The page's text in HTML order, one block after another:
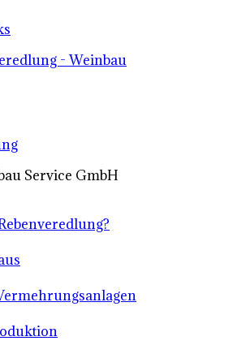
- Weinbau
Service GmbH